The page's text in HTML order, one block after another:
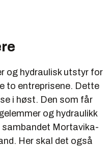
og hydraulisk utstyr for
to entreprisene. Dette
i høst. Den som får
og hydraulikk
sambandet Mortavika-
Her skal det også